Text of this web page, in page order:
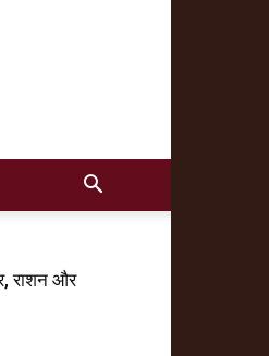
राशन और